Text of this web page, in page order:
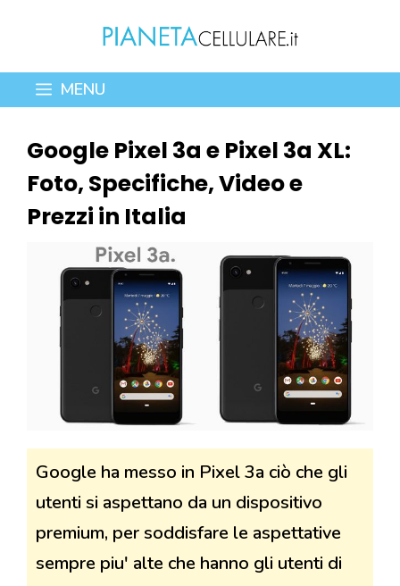
contenuto
MENU
Google Pixel 3a e Pixel 3a XL:
Foto, Specifiche, Video e
Prezzi in Italia
Google ha messo in Pixel 3a ciò che gli
utenti si aspettano da un dispositivo
premium, per soddisfare le aspettative
sempre piu' alte che hanno gli utenti di